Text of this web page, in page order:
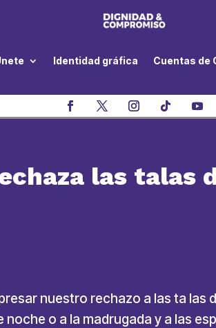
Identidad gráfica Cuentas de
las talas
nuestro rechazo a las ta las
o a la madrugada y a las